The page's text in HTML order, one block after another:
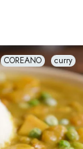
COREANO curry